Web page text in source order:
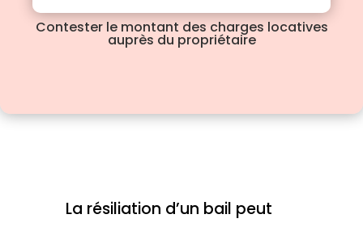
Contester le montant des charges locatives
auprès du propriétaire
La résiliation d’un bail peut